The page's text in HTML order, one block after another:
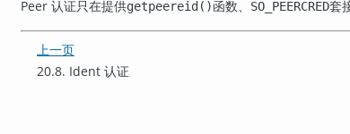
Peer 认证只在提供getpeereid()函数、 SO_PEERCRED套
上一页
20.8. Ident 认证